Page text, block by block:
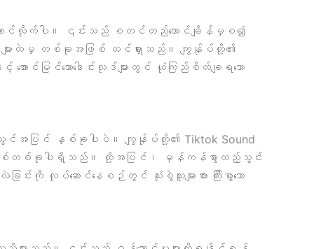
ဆောင်လိုက်ပါ။ ၎င်းသည် စတင်တည်ထောင်ချိန်မှစ၍
များထဲမှ တစ်ခုအဖြစ် ထင်ရှားသည်။ ကျွန်ုပ်တို့၏
အောင်မြင်သောဒေါင်းလုဒ်များတွင် ယုံကြည်စိတ်ချရသော
သွင်အပြင် နှစ်ခုပါပဲ။ ကျွန်ုပ်တို့၏ Tiktok Sound
င်တာဖေ့စ်တစ်ခုပါရှိသည်။ ထို့အပြင်၊ မှန်ကန်စွာထည့်သွင်း
းကို လုပ်ဆောင်နေစဉ်တွင် သုံးစွဲသူများအား ကြီးစွာသော